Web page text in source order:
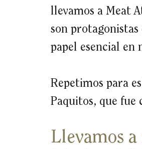
llevamos a Meat
son protagonistas
papel esencial en
Repetimos para
Paquitos, que fue
Llevamos